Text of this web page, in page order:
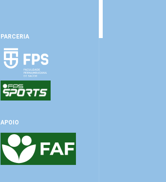
PARCERIA
APOIO